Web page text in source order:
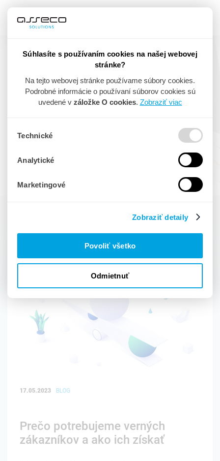
BIZNIS
17.05.2023 BLOG
Prečo potrebujeme verných
zákazníkov a ako ich získať
Súhlasíte s používaním cookies na našej webovej
stránke?
Na tejto webovej stránke používame súbory cookies.
Podrobné informácie o používaní súborov cookies sú
uvedené v záložke O cookies. Zobraziť viac
Technické
Analytické
Marketingové
Zobraziť detaily
Povoliť všetko
Odmietnuť